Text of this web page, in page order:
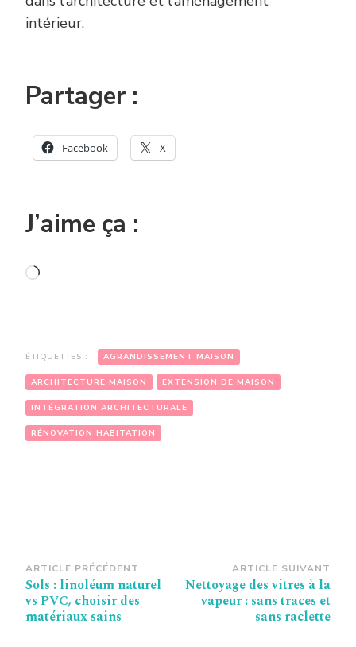
intérieur.
Partager :
Facebook X
J’aime ça :
Chargement…
ÉTIQUETTES : AGRANDISSEMENT MAISON
ARCHITECTURE MAISON EXTENSION DE MAISON
INTÉGRATION ARCHITECTURALE
RÉNOVATION HABITATION
Navigation
d’article
ARTICLE PRÉCÉDENT
Sols : linoléum naturel
vs PVC, choisir des
matériaux sains
ARTICLE SUIVANT
Nettoyage des vitres à la
vapeur : sans traces et
sans raclette